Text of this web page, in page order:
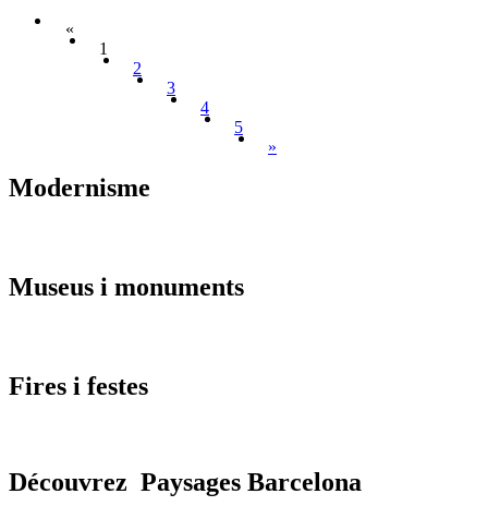
«
1
2
3
4
5
»
Modernisme
Museus i monuments
Fires i festes
Découvrez Paysages Barcelona